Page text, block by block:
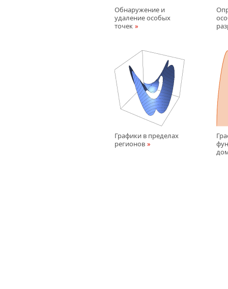
Обнаружение и
удаление особых
точек
Графики в пределах
регионов